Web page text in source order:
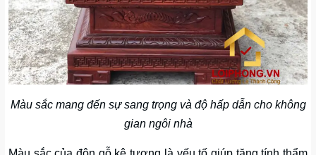
Màu sắc mang đến sự sang trọng và độ hấp dẫn cho không
gian ngôi nhà